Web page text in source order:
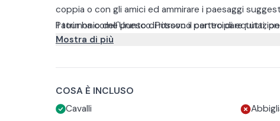
coppia o con gli amici ed ammirare i paesaggi
Patrimonio dell'Unesco. Possono partecipare tutti,
e devono essere tenuti in braccio.
Il tour ha come punto di ritrovo il centro di
gratuitamente del parcheggio.
dell’Ermellino per una sosta di 15 min circa. Poi si farà
Mostra di più
COSA È INCLUSO
Cavalli